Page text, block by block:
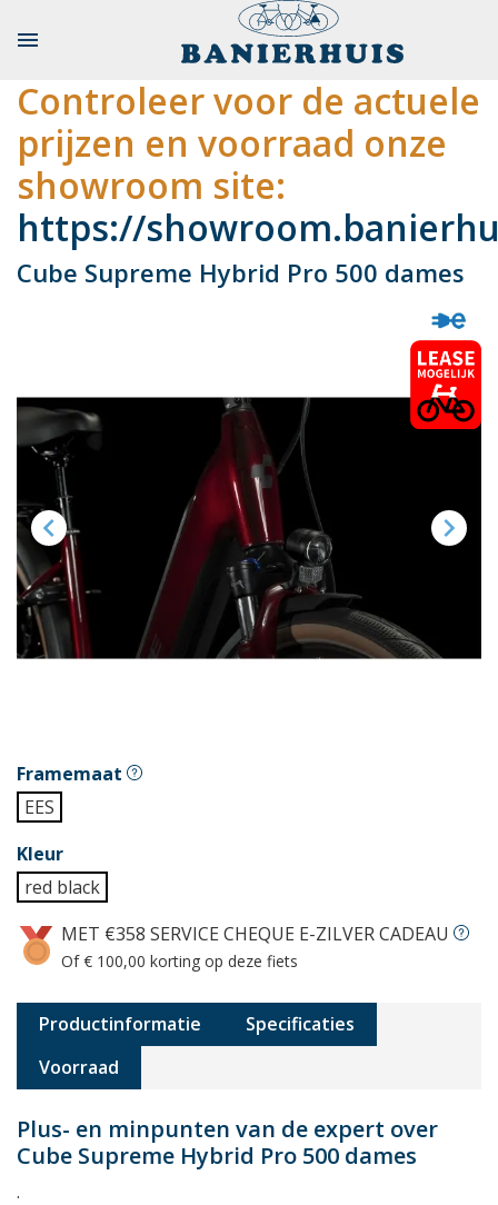

Controleer voor de actuele
prijzen en voorraad onze
showroom site:
https://
Cube Supreme Hybrid Pro 500 dames
 
Framemaat
EES
Kleur
red black
MET €358 SERVICE CHEQUE E-ZILVER CADEAU
Of € 100,00 korting op deze fiets
Productinformatie
Specificaties
Voorraad
Plus- en minpunten van de expert over
Cube Supreme Hybrid Pro 500 dames
.